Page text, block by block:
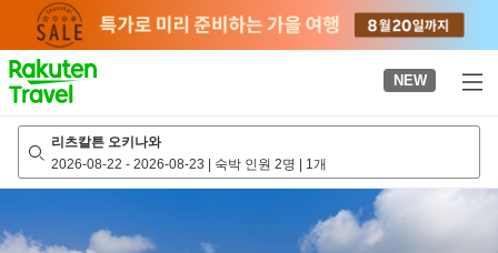
page
NEW
리츠칼튼 오키나와
2026-08-22 - 2026-08-23 | 숙박 인원 2명 | 1개